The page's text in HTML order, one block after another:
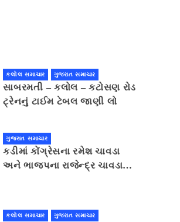
કલોલ સમાચાર ગુજરાત સમાચાર
સાબરમતી – કલોલ – કટોસણ રોડ
ટ્રેનનું ટાઈમ ટેબલ જાણી લો
ગુજરાત સમાચાર
કડીમાં કોંગ્રેસના રમેશ ચાવડા
અને ભાજપના રાજેન્દ્ર ચાવડા
કલોલ સમાચાર ગુજરાત સમાચાર